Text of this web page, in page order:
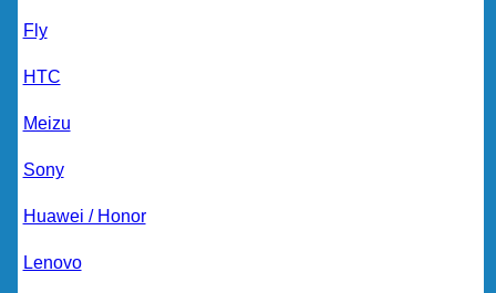
Fly
HTC
Meizu
Sony
Huawei / Honor
Lenovo